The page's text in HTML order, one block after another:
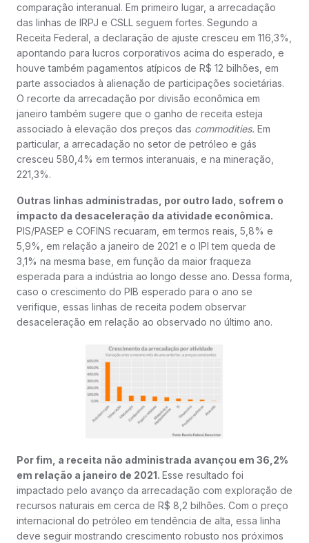
comparação interanual. Em primeiro lugar, a arrecadação
das linhas de IRPJ e CSLL seguem fortes. Segundo a
Receita Federal, a declaração de ajuste cresceu em 116,3%,
apontando para lucros corporativos acima do esperado, e
houve também pagamentos atípicos de R$ 12 bilhões, em
parte associados à alienação de participações societárias.
O recorte da arrecadação por divisão econômica em
janeiro também sugere que o ganho de receita esteja
associado à elevação dos preços das commodities. Em
particular, a arrecadação no setor de petróleo e gás
cresceu 580,4% em termos interanuais, e na mineração,
221,3%.
Outras linhas administradas, por outro lado, sofrem o
impacto da desaceleração da atividade econômica.
PIS/PASEP e COFINS recuaram, em termos reais, 5,8% e
5,9%, em relação a janeiro de 2021 e o IPI tem queda de
3,1% na mesma base, em função da maior fraqueza
esperada para a indústria ao longo desse ano. Dessa forma,
caso o crescimento do PIB esperado para o ano se
verifique, essas linhas de receita podem observar
desaceleração em relação ao observado no último ano.
Por fim, a receita não administrada avançou em 36,2%
em relação a janeiro de 2021. Esse resultado foi
impactado pelo avanço da arrecadação com exploração de
recursos naturais em cerca de R$ 8,2 bilhões. Com o preço
internacional do petróleo em tendência de alta, essa linha
deve seguir mostrando crescimento robusto nos próximos